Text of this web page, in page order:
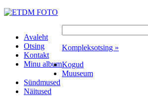
Avaleht
Otsing
Kontakt
Minu album
Kompleksotsing »
Kogud
Muuseum
Sündmused
Näitused